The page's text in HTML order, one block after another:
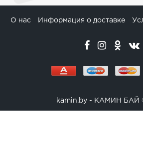
О нас Информация о доставке
kamin.by - КАМИН БАЙ